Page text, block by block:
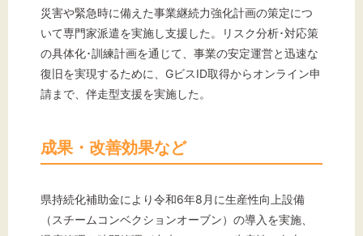
災害や緊急時に備えた事業継続力強化計画の策定につ
いて専門家派遣を実施し支援した。リスク分析･対応策
の具体化･訓練計画を通じて、事業の安定運営と迅速な
復旧を実現するために、GビスID取得からオンライン申
請まで、伴走型支援を実施した。
成果・改善効果など
県持続化補助金により令和6年8月に生産性向上設備
（スチームコンベクションオーブン）の導入を実施、